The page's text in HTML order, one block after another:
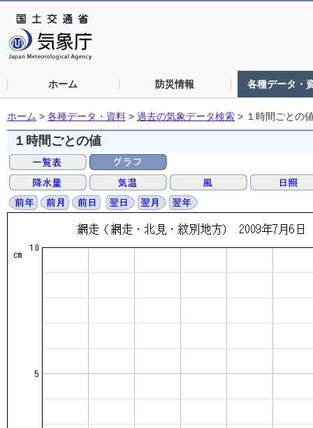
ホーム 防災情報 各種データ・
ホーム > 各種データ・資料 > 過去の気象データ検索 > １時間ごとの
１時間ごとの値